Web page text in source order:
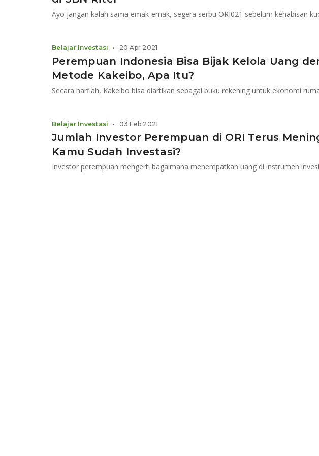
Perempuan Indonesia Bisa Bijak Kelola Uang
Metode Kakeibo, Apa Itu?
Secara harfiah, Kakeibo bisa diartikan sebagai buku rekening untuk ekonomi
Belajar Investasi • 20 Apr 2021
Jumlah Investor Perempuan di ORI Terus
Kamu Sudah Investasi?
Investor perempuan mengerti bagaimana menempatkan uang di instrumen
Belajar Investasi • 03 Feb 2021